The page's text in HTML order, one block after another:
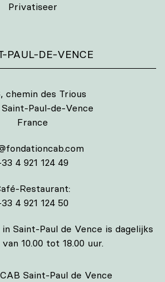
Privatiseer
PAUL-DE-VENCE
chemin des Trious
Paul-de-Vence
France
4 921 124 49
Restaurant:
4 921 124 50
Saint-Paul de Vence is dagelijks
10.00 tot 18.00 uur.
Saint-Paul de Vence